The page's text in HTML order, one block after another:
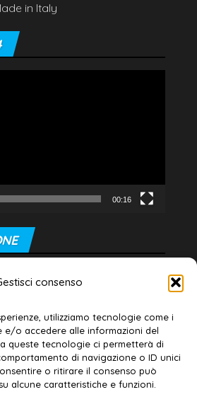
consenso
utilizziamo tecnologie come i
e/o accedere alle informazioni del
queste tecnologie ci permetterà di
di navigazione o ID unici
o ritirare il consenso può
alcune caratteristiche e funzioni.
in Italy
00:16
responsabile:
policy